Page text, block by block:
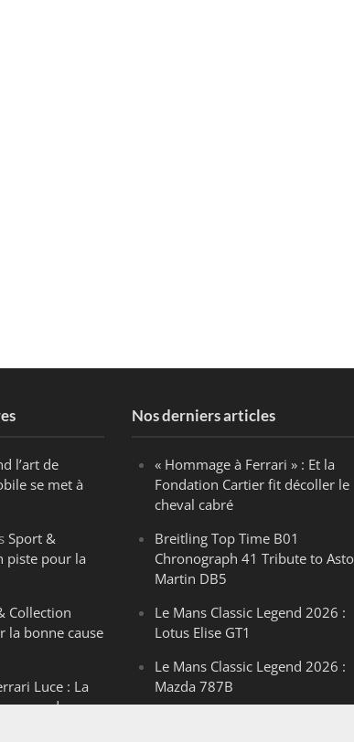
l’art de
se met à
Sport &
piste pour la
Collection
la bonne cause
Luce : La
venue de
Nos derniers articles
« Hommage à Ferrari » : Et la
Fondation Cartier fit décoller le
cheval cabré
Breitling Top Time B01
Chronograph 41 Tribute to
Martin DB5
Le Mans Classic Legend 2026 :
Lotus Elise GT1
Le Mans Classic Legend 2026 :
Mazda 787B